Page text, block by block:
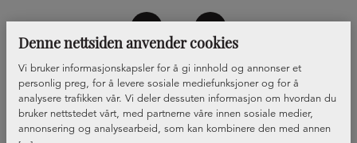
Denne nettsiden anvender cookies
Vi bruker informasjonskapsler for å gi innhold og annonser et
personlig preg, for å levere sosiale mediefunksjoner og for å
analysere trafikken vår. Vi deler dessuten informasjon om hvordan du
bruker nettstedet vårt, med partnerne våre innen sosiale medier,
annonsering og analysearbeid, som kan kombinere den med annen